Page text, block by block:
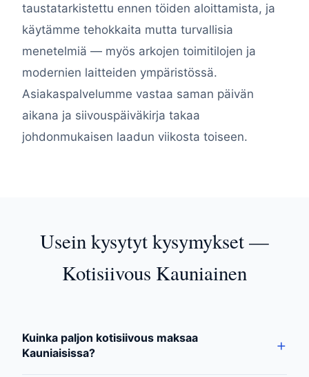
taustatarkistettu ennen töiden aloittamista, ja
käytämme tehokkaita mutta turvallisia
menetelmiä — myös arkojen toimitilojen ja
modernien laitteiden ympäristössä.
Asiakaspalvelumme vastaa saman päivän
aikana ja siivouspäiväkirja takaa
johdonmukaisen laadun viikosta toiseen.
Usein kysytyt kysymykset —
Kotisiivous Kauniainen
Kuinka paljon kotisiivous maksaa
Kauniaisissa?